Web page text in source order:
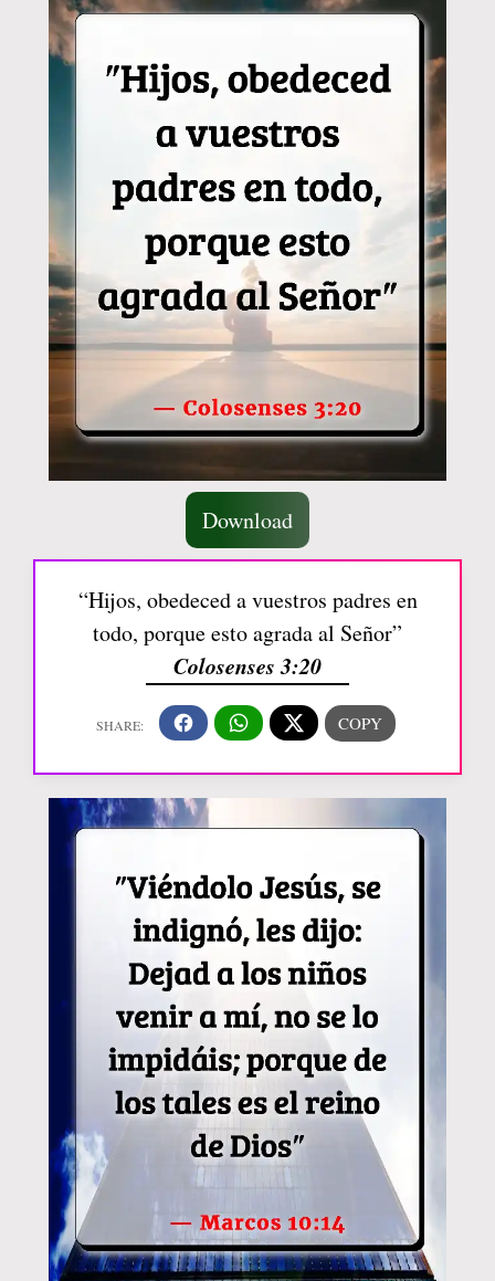
Download
“Hijos, obedeced a vuestros padres en
todo, porque esto agrada al Señor”
Colosenses 3:20